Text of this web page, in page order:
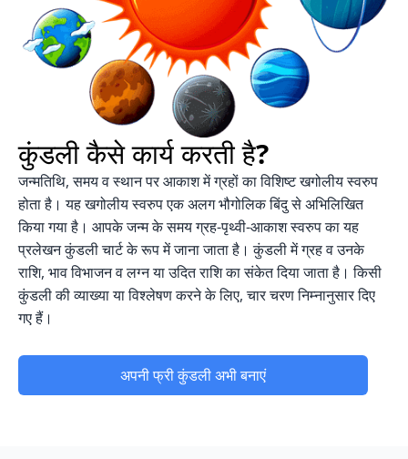
कुंडली कैसे कार्य करती है?
जन्मतिथि, समय व स्थान पर आकाश में ग्रहों का विशिष्ट खगोलीय स्वरुप
होता है। यह खगोलीय स्वरुप एक अलग भौगोलिक बिंदु से अभिलिखित
किया गया है। आपके जन्म के समय ग्रह-पृथ्वी-आकाश स्वरुप का यह
प्रलेखन कुंडली चार्ट के रूप में जाना जाता है। कुंडली में ग्रह व उनके
राशि, भाव विभाजन व लग्न या उदित राशि का संकेत दिया जाता है। किसी
कुंडली की व्याख्या या विश्लेषण करने के लिए, चार चरण निम्नानुसार दिए
गए हैं।
अपनी फ्री कुंडली अभी बनाएं